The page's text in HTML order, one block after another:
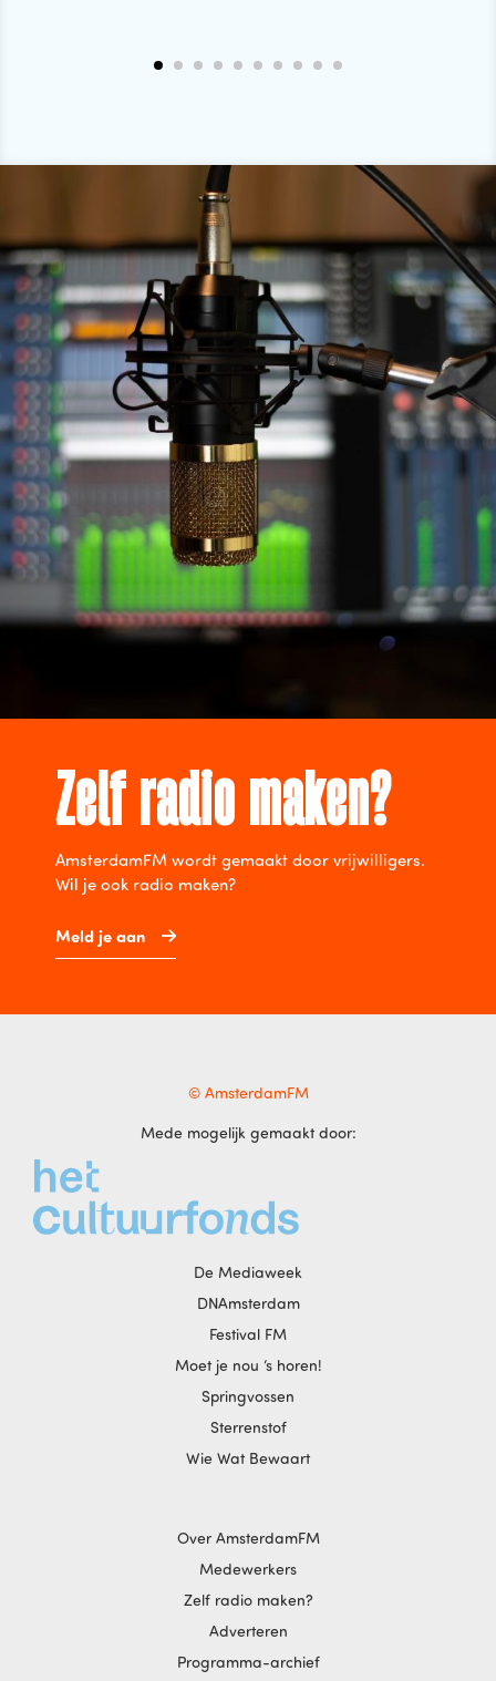
Zelf radio maken?
AmsterdamFM wordt gemaakt door vrijwilligers.
Wil je ook radio maken?
Meld je aan
© AmsterdamFM
Mede mogelijk gemaakt door:
De Mediaweek
DNAmsterdam
Festival FM
Moet je nou ‘s horen!
Springvossen
Sterrenstof
Wie Wat Bewaart
Over AmsterdamFM
Medewerkers
Zelf radio maken?
Adverteren
Programma-archief